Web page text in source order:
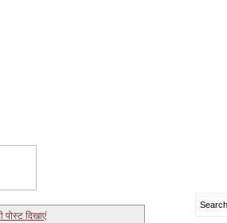
पोस्ट दिखाएं